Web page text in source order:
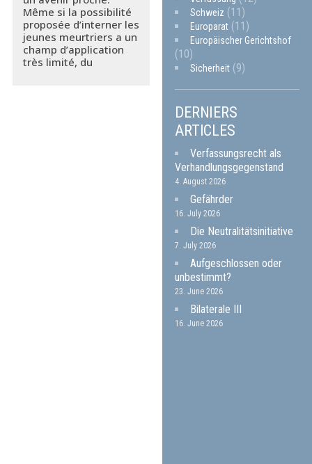
Même si la possibilité
proposée d’interner les
jeunes meurtriers a un
champ d’application
très limité, du
Schweiz (11)
Europarat (11)
Europäischer Gerichtshof
(10)
Sicherheit (9)
DERNIERS
ARTICLES
Verfassungsrecht als
Verhandlungsgegenstand
4. August 2026
Gefährder
16. July 2026
Die Neutralitätsinitiative
7. July 2026
Aufgeschlossen oder
unbestimmt?
23. June 2026
Bilaterale III
16. June 2026